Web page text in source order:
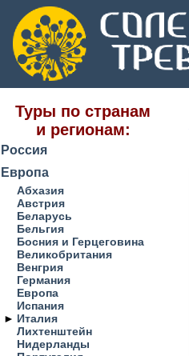
Туры по странам
и регионам:
Россия
Европа
Абхазия
Австрия
Беларусь
Бельгия
Босния и Герцеговина
Великобритания
Венгрия
Германия
Европа
Испания
► Италия
Лихтенштейн
Нидерланды